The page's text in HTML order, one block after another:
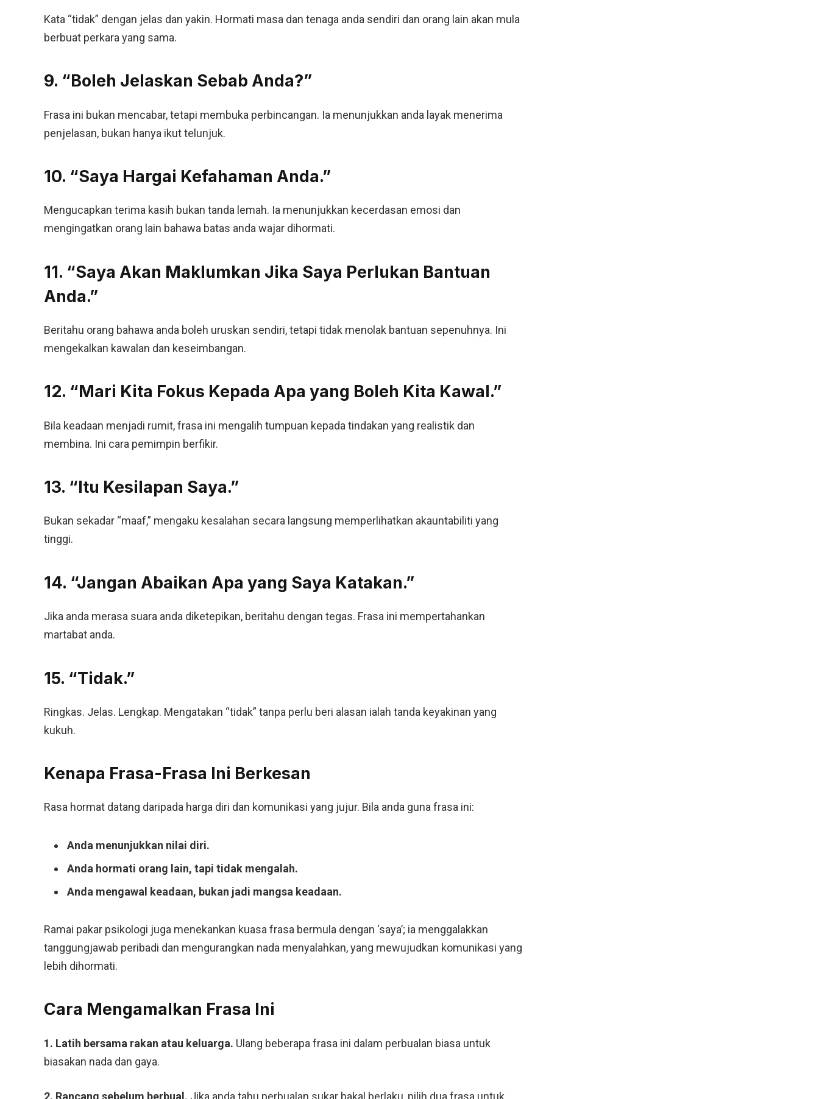
Kata “tidak” dengan jelas dan yakin. Hormati masa dan tenaga anda sendiri dan orang lain akan mula
berbuat perkara yang sama.
9. “Boleh Jelaskan Sebab Anda?”
Frasa ini bukan mencabar, tetapi membuka perbincangan. Ia menunjukkan anda layak menerima
penjelasan, bukan hanya ikut telunjuk.
10. “Saya Hargai Kefahaman Anda.”
Mengucapkan terima kasih bukan tanda lemah. Ia menunjukkan kecerdasan emosi dan
mengingatkan orang lain bahawa batas anda wajar dihormati.
11. “Saya Akan Maklumkan Jika Saya Perlukan Bantuan
Anda.”
Beritahu orang bahawa anda boleh uruskan sendiri, tetapi tidak menolak bantuan sepenuhnya. Ini
mengekalkan kawalan dan keseimbangan.
12. “Mari Kita Fokus Kepada Apa yang Boleh Kita Kawal.”
Bila keadaan menjadi rumit, frasa ini mengalih tumpuan kepada tindakan yang realistik dan
membina. Ini cara pemimpin berfikir.
13. “Itu Kesilapan Saya.”
Bukan sekadar “maaf,” mengaku kesalahan secara langsung memperlihatkan akauntabiliti yang
tinggi.
14. “Jangan Abaikan Apa yang Saya Katakan.”
Jika anda merasa suara anda diketepikan, beritahu dengan tegas. Frasa ini mempertahankan
martabat anda.
15. “Tidak.”
Ringkas. Jelas. Lengkap. Mengatakan “tidak” tanpa perlu beri alasan ialah tanda keyakinan yang
kukuh.
Kenapa Frasa-Frasa Ini Berkesan
Rasa hormat datang daripada harga diri dan komunikasi yang jujur. Bila anda guna frasa ini:
Anda menunjukkan nilai diri.
Anda hormati orang lain, tapi tidak mengalah.
Anda mengawal keadaan, bukan jadi mangsa keadaan.
Ramai pakar psikologi juga menekankan kuasa frasa bermula dengan ‘saya’; ia menggalakkan
tanggungjawab peribadi dan mengurangkan nada menyalahkan, yang mewujudkan komunikasi yang
lebih dihormati.
Cara Mengamalkan Frasa Ini
1. Latih bersama rakan atau keluarga. Ulang beberapa frasa ini dalam perbualan biasa untuk
biasakan nada dan gaya.